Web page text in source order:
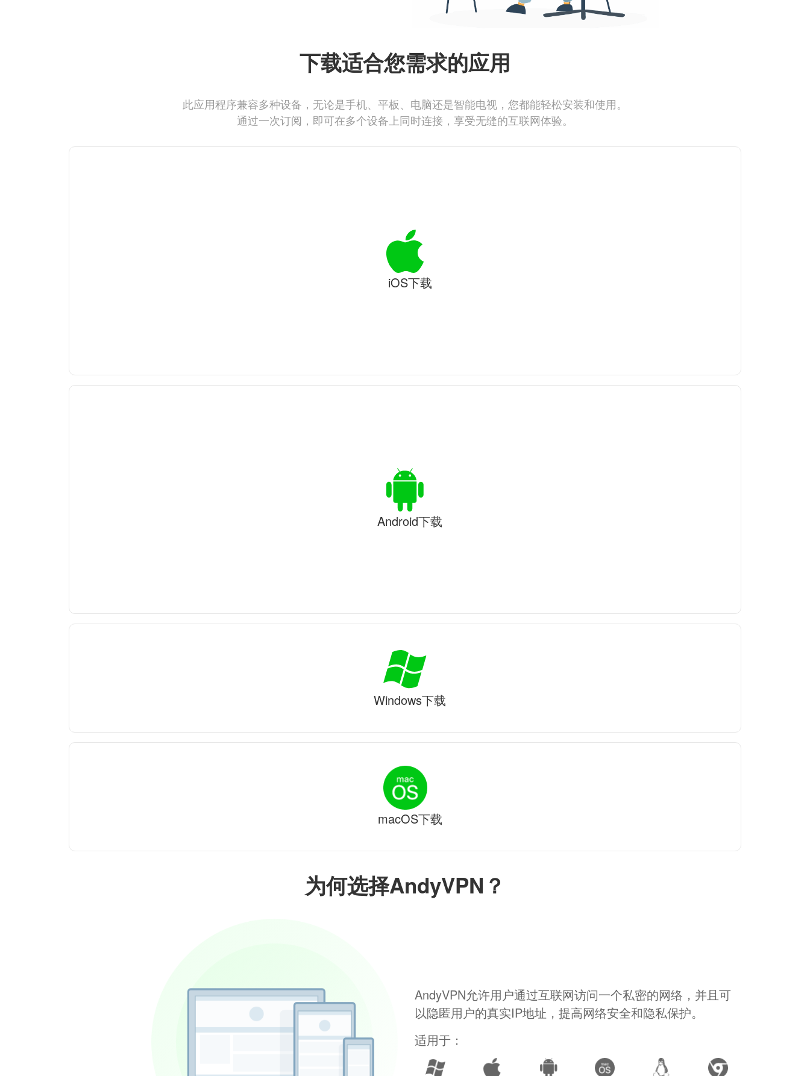
为何选择AndyVPN？
AndyVPN允许用户通过互联网访问一个私密的网络，并且可
以隐匿用户的真实IP地址，提高网络安全和隐私保护。
适用于：
下载适合您需求的应用
此应用程序兼容多种设备，无论是手机、平板、电脑还是智能电视，您都能轻松安装和使用。
通过一次订阅，即可在多个设备上同时连接，享受无缝的互联网体验。
iOS下载
Android下载
Windows下载
macOS下载